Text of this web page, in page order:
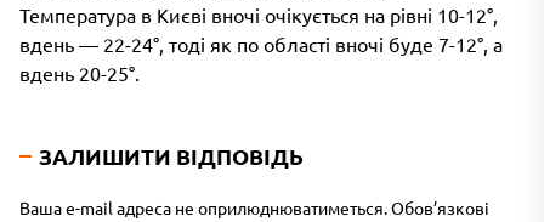
Температура в Києві вночі очікується на рівні 10-12°,
вдень — 22-24°, тоді як по області вночі буде 7-12°, а
вдень 20-25°.
ЗАЛИШИТИ ВІДПОВІДЬ
Ваша e-mail адреса не оприлюднюватиметься.Обов’язкові